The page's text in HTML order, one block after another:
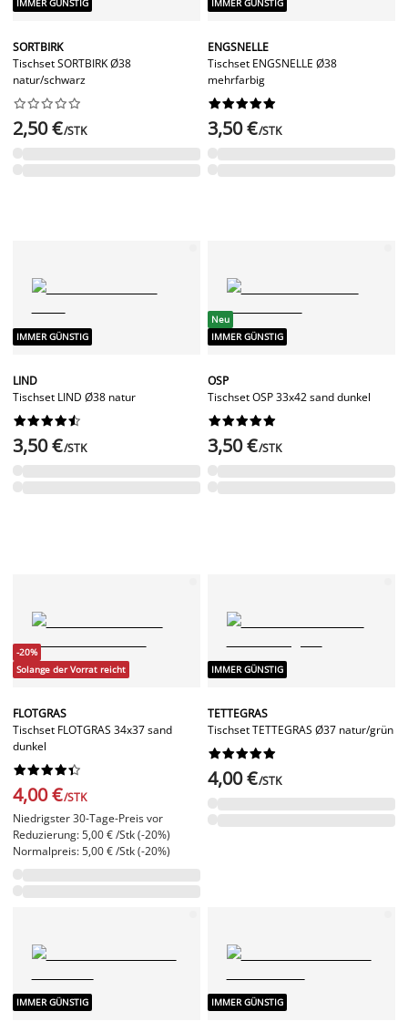
IMMER GÜNSTIG
SORTBIRK
Tischset SORTBIRK Ø38
natur/schwarz






2,50 €/STK
IMMER GÜNSTIG
ENGSNELLE
Tischset ENGSNELLE Ø38
mehrfarbig






3,50 €/STK
IMMER GÜNSTIG
LIND
Tischset LIND Ø38 natur






3,50 €/STK
Neu
IMMER GÜNSTIG
OSP
Tischset OSP 33x42 sand dunkel






3,50 €/STK
-20%
Solange der Vorrat reicht
FLOTGRAS
Tischset FLOTGRAS 34x37 sand
dunkel






4,00 €/STK
Niedrigster 30-Tage-Preis vor
Reduzierung: 5,00 € /Stk (-20%)
Normalpreis: 5,00 € /Stk (-20%)
IMMER GÜNSTIG
TETTEGRAS
Tischset TETTEGRAS Ø37 natur/grün






4,00 €/STK
IMMER GÜNSTIG IMMER GÜNSTIG